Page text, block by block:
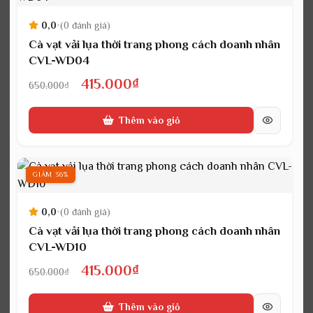
0,0•(0 đánh giá)
Cà vạt vải lụa thời trang phong cách doanh nhân
CVL-WD04
650.000₫
Giá
gốc
415.000₫Giá
hiện
tại
415.000₫.
Thêm vào giỏ
GIẢM 36%
0,0•(0 đánh giá)
Cà vạt vải lụa thời trang phong cách doanh nhân
CVL-WD10
650.000₫
Giá
gốc
415.000₫Giá
hiện
Thêm vào giỏ